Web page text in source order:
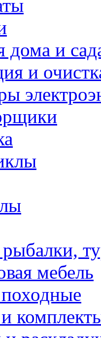
дома и
и
мебель